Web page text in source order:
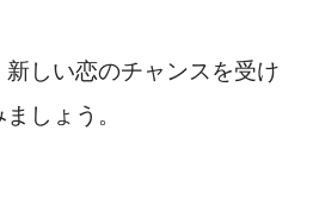
しい恋のチャンスを受け
しょう。